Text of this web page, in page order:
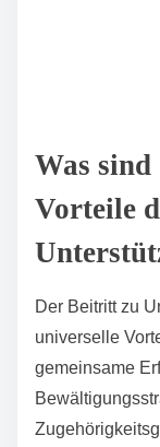
Was
Vorteile
Der Beitritt zu
universelle
gemeinsame